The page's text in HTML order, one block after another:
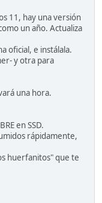
11, hay una versión
un año. Actualiza
oficial, e instálala.
y otra para
una hora.
en SSD.
rápidamente,
huerfanitos" que te